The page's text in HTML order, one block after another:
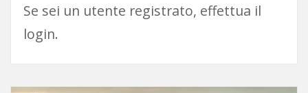
Se sei un utente registrato, effettua il
login.